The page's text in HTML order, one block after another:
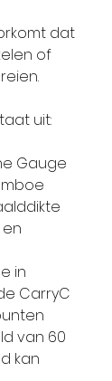
dat
of
uit:
Gauge
en
in
CarryC
van 60
kan